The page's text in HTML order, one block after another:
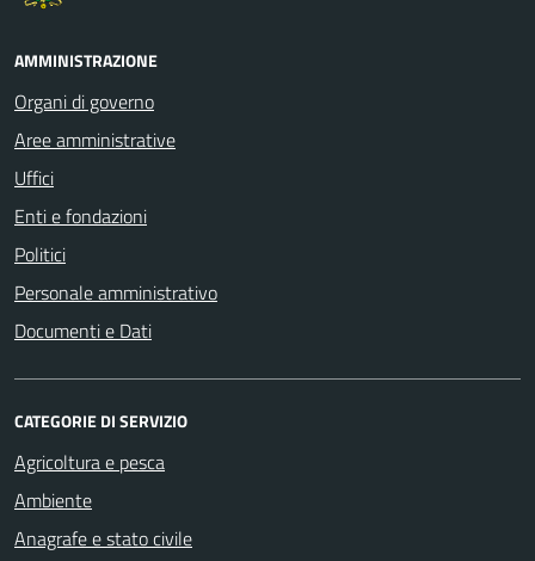
AMMINISTRAZIONE
Organi di governo
Aree amministrative
Uffici
Enti e fondazioni
Politici
Personale amministrativo
Documenti e Dati
CATEGORIE DI SERVIZIO
Agricoltura e pesca
Ambiente
Anagrafe e stato civile